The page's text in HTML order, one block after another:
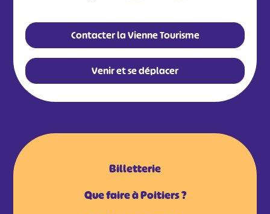
Contacter la Vienne Tourisme
Venir et se déplacer
Billetterie
Que faire à Poitiers ?